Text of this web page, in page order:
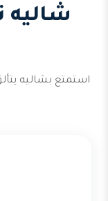
شاليه
استمتع بشاليه